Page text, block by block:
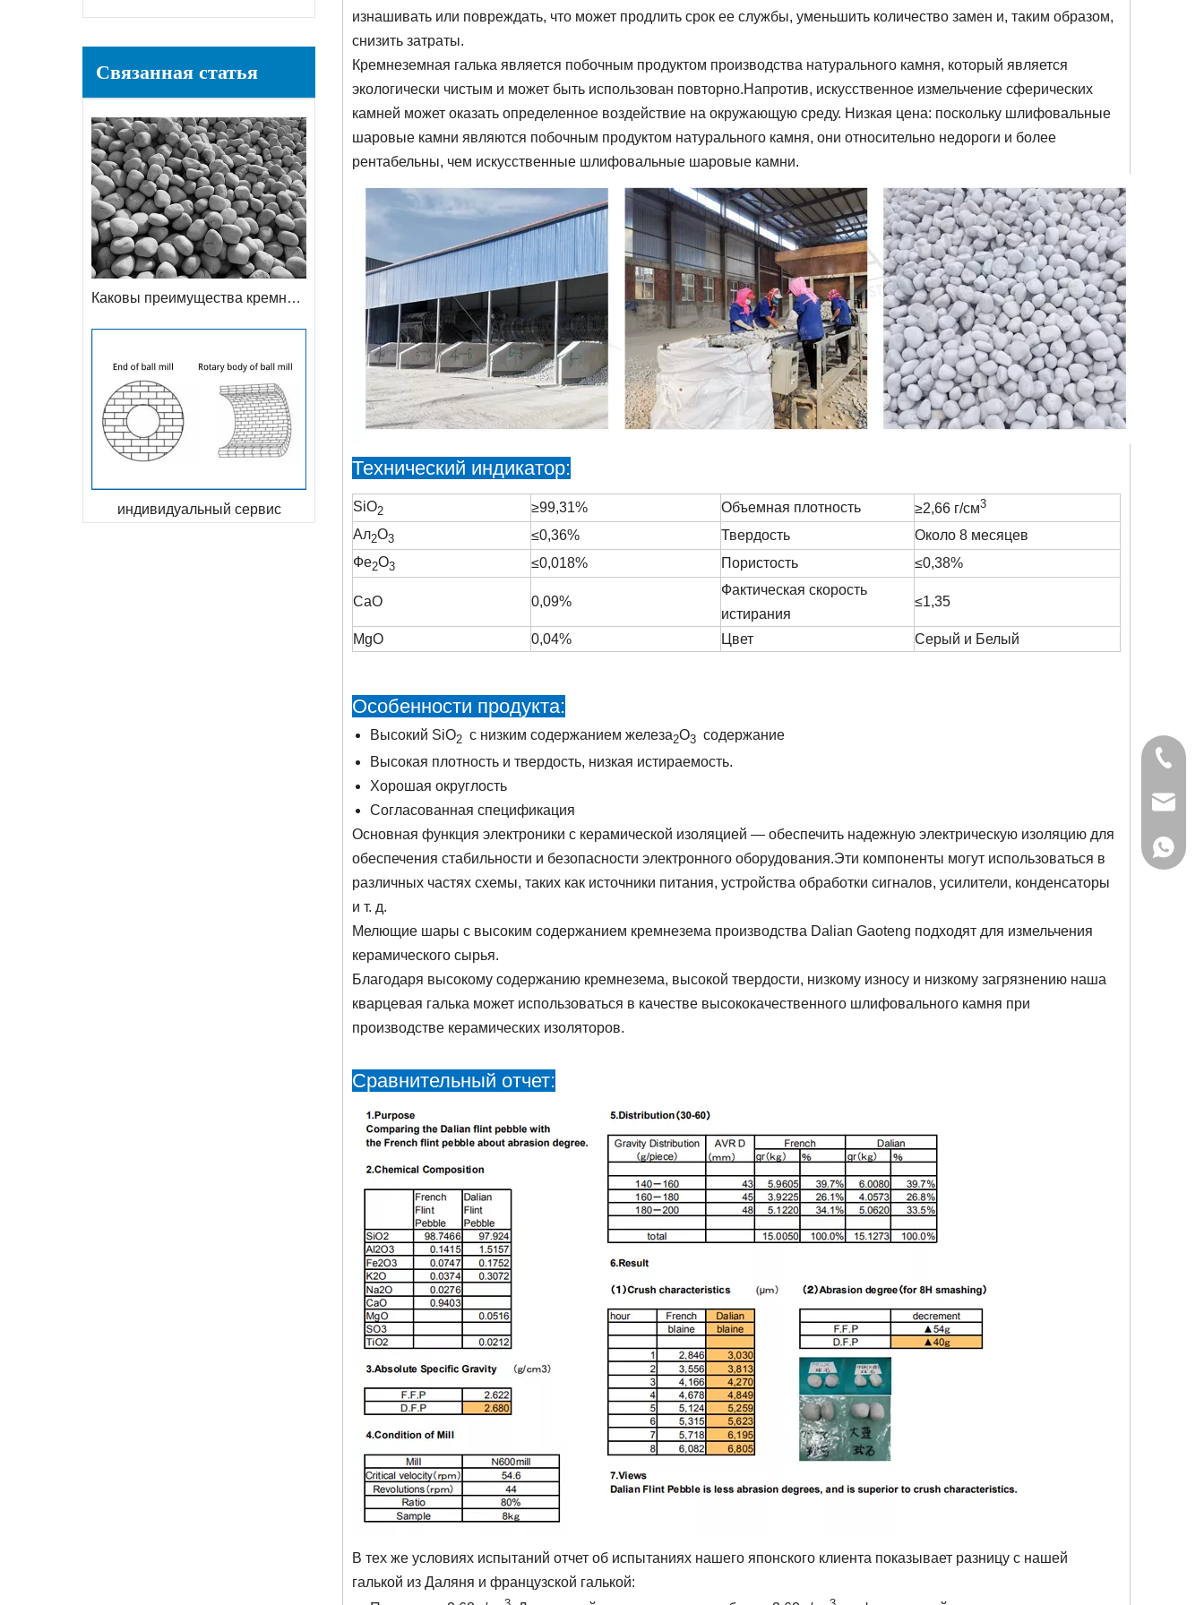
Связанная статья
Каковы преимущества кремневой гальки, используемой в качестве мелющих тел?
индивидуальный сервис
изнашивать или повреждать, что может продлить срок ее службы, уменьшить количество замен и, таким образом,
снизить затраты.
Кремнеземная галька является побочным продуктом производства натурального камня, который является
экологически чистым и может быть использован повторно.Напротив, искусственное измельчение сферических
камней может оказать определенное воздействие на окружающую среду. Низкая цена: поскольку шлифовальные
шаровые камни являются побочным продуктом натурального камня, они относительно недороги и более
рентабельны, чем искусственные шлифовальные шаровые камни.
Технический индикатор:
SiO2 ≥99,31% Объемная плотность ≥2,66 г/см3
Ал2O3 ≤0,36% Твердость
Около 8 месяцев
Фе2O3 ≤0,018% Пористость ≤0,38%
СаО 0,09%
Фактическая скорость
истирания
≤1,35
MgO 0,04% Цвет Серый и Белый
Особенности продукта:
Высокий SiO2 с низким содержанием железа2O3 содержание
Высокая плотность и твердость, низкая истираемость.
Хорошая округлость
Согласованная спецификация
Основная функция электроники с керамической изоляцией — обеспечить надежную электрическую изоляцию для
обеспечения стабильности и безопасности электронного оборудования.Эти компоненты могут использоваться в
различных частях схемы, таких как источники питания, устройства обработки сигналов, усилители, конденсаторы
и т. д.
Мелющие шары с высоким содержанием кремнезема производства Dalian Gaoteng подходят для измельчения
керамического сырья.
Благодаря высокому содержанию кремнезема, высокой твердости, низкому износу и низкому загрязнению наша
кварцевая галька может использоваться в качестве высококачественного шлифовального камня при
производстве керамических изоляторов.
Сравнительный отчет:
В тех же условиях испытаний отчет об испытаниях нашего японского клиента показывает разницу с нашей
галькой из Даляня и французской галькой:
+86-
+86-